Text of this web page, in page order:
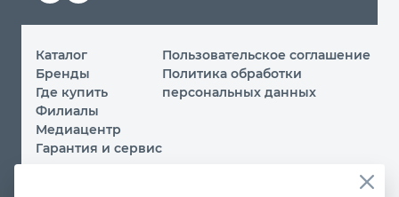
Каталог
Бренды
Где купить
Филиалы
Медиацентр
Гарантия и сервис
Пользовательское соглашение
Политика обработки
персональных данных